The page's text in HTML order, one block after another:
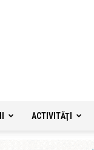
ACTIVITĂŢI